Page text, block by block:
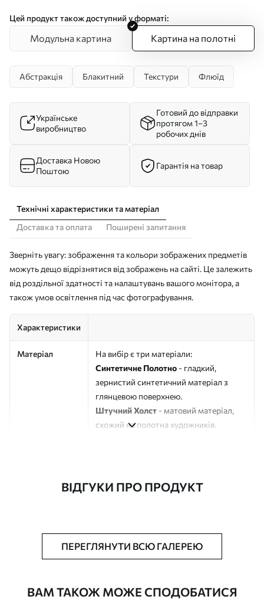
Цей продукт також доступний у форматі:
Модульна картина Картина на полотні
Абстракція Блакитний Текстури Флюїд
Українське
виробництво
Готовий до відправки
протягом 1–3
робочих днів
Доставка Новою
Поштою
Гарантія на товар
Технічні характеристики та матеріал
Доставка та оплата
Поширені запитання
Зверніть увагу: зображення та кольори зображених предметів
можуть дещо відрізнятися від зображень на сайті. Це залежить
від роздільної здатності та налаштувань вашого монітора, а
також умов освітлення під час фотографування.
Характеристики
Матеріал
На вибір є три матеріали:
Синтетичне Полотно - гладкий,
зернистий синтетичний матеріал з
глянцевою поверхнею.
Штучний Холст - матовий матеріал,
схожий на полотна художників.
Додатково Можна додати лакове покриття.
ВІДГУКИ ПРО ПРОДУКТ
ПЕРЕГЛЯНУТИ ВСЮ ГАЛЕРЕЮ
ВАМ ТАКОЖ МОЖЕ СПОДОБАТИСЯ